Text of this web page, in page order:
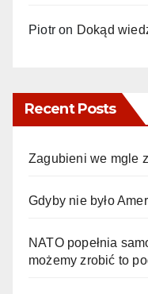
Piotr on Dokąd
Recent Posts
Zagubieni we mgle
Gdyby nie było
NATO popełnia
możemy zrobić to